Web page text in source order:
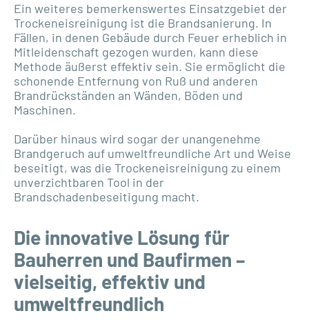
Ein weiteres bemerkenswertes Einsatzgebiet der
Trockeneisreinigung ist die Brandsanierung. In
Fällen, in denen Gebäude durch Feuer erheblich in
Mitleidenschaft gezogen wurden, kann diese
Methode äußerst effektiv sein. Sie ermöglicht die
schonende Entfernung von Ruß und anderen
Brandrückständen an Wänden, Böden und
Maschinen.
Darüber hinaus wird sogar der unangenehme
Brandgeruch auf umweltfreundliche Art und Weise
beseitigt, was die Trockeneisreinigung zu einem
unverzichtbaren Tool in der
Brandschadenbeseitigung macht.
Die innovative Lösung für
Bauherren und Baufirmen –
vielseitig, effektiv und
umweltfreundlich